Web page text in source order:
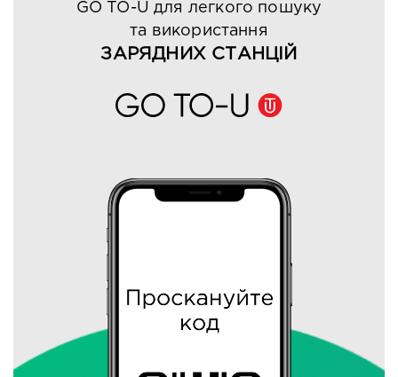
GO TO-U для легкого пошуку
та використання
ЗАРЯДНИХ СТАНЦІЙ